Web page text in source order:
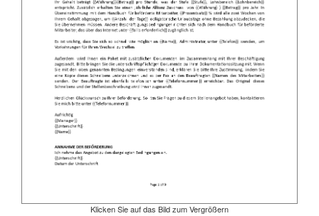
Klicken Sie auf das Bild zum Vergrößern